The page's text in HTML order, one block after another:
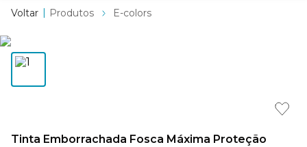
Produtos E-colors
Tinta Emborrachada Fosca Máxima Proteção
tinta